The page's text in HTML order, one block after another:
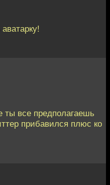
все предполагаешь
прибавился плюс ко